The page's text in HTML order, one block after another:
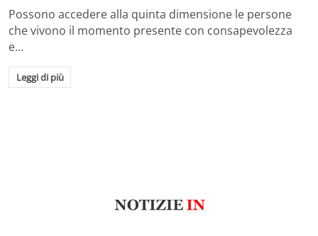
Possono accedere alla quinta dimensione le persone
che vivono il momento presente con consapevolezza
e…
Leggi di più